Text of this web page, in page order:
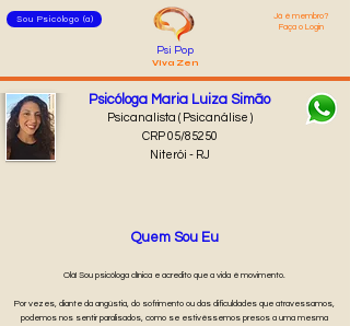
Sou Psicólogo (a)
Já é membro?
Faça o Login
Psi Pop
Viva Zen
Psicóloga Maria Luiza Simão
Psicanalista ( Psicanálise )
CRP 05/85250
Niterói - RJ
Quem Sou Eu
Olá! Sou psicóloga clínica e acredito que a vida é movimento.
Por vezes, diante da angústia, do sofrimento ou das dificuldades que atravessamos,
podemos nos sentir paralisados, como se estivéssemos presos a uma mesma